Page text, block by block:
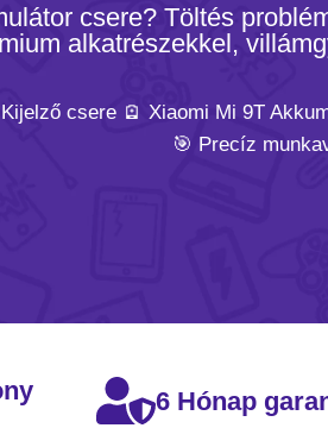
csere? Töltés
alkatrészekkel,
csere 🪫 Xiaomi Mi 9T
🎯 Precíz
6 Hónap